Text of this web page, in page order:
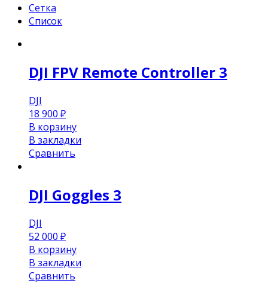
Сетка
Список
DJI FPV Remote Controller 3
DJI
18 900 ₽
В корзину
В закладки
Сравнить
DJI Goggles 3
DJI
52 000 ₽
В корзину
В закладки
Сравнить